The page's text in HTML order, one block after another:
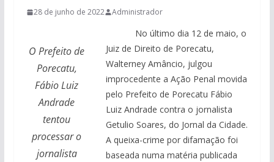
28 de junho de 2022 Administrador
O Prefeito de
Porecatu,
Fábio Luiz
Andrade
tentou
processar o
jornalista
No último dia 12 de maio, o
Juiz de Direito de Porecatu,
Walterney Amâncio, julgou
improcedente a Ação Penal movida
pelo Prefeito de Porecatu Fábio
Luiz Andrade contra o jornalista
Getulio Soares, do Jornal da Cidade.
A queixa-crime por difamação foi
baseada numa matéria publicada